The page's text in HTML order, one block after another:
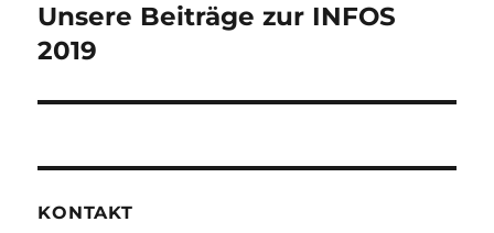
Nächster
Beitrag:
Unsere Beiträge zur INFOS
2019
KONTAKT